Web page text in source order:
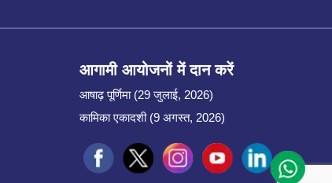
आगामी आयोजनों में दान करें
आषाढ़ पूर्णिमा (29 जुलाई, 2026)
कामिका एकादशी (9 अगस्त, 2026)